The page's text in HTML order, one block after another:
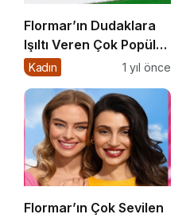
Flormar’ın Dudaklara
Işıltı Veren Çok Popüler
Lipgloss Serisi Dewy
Renk!
Kadın 1 yıl önce
Flormar’ın Çok Sevilen